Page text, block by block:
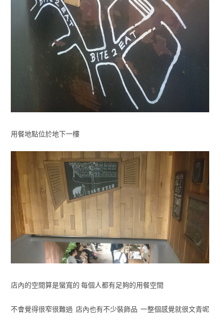
用餐地點位於地下一樓
店內的空間算是蠻寬的 每個人都有足夠的用餐空間
不會覺得很窄很難過 店內也有不少裝飾品 一整個感覺就很文青呢